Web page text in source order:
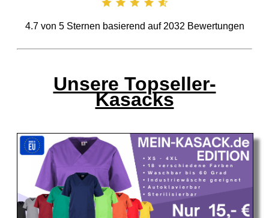
4.7von 5Sternen basierend auf 2032 Bewertungen
Unsere Topseller-
Kasacks